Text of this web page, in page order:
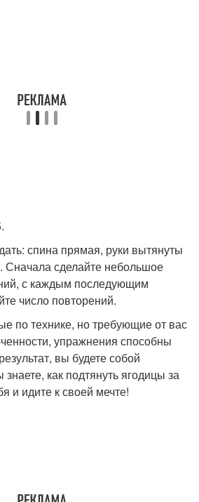
спина прямая, руки вытянуты
Сначала сделайте небольшое
с каждым последующим
число повторений.
по технике, но требующие от вас
упражнения способны
вы будете собой
как подтянуть ягодицы за
и идите к своей мечте!